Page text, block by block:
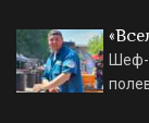
Шеф-